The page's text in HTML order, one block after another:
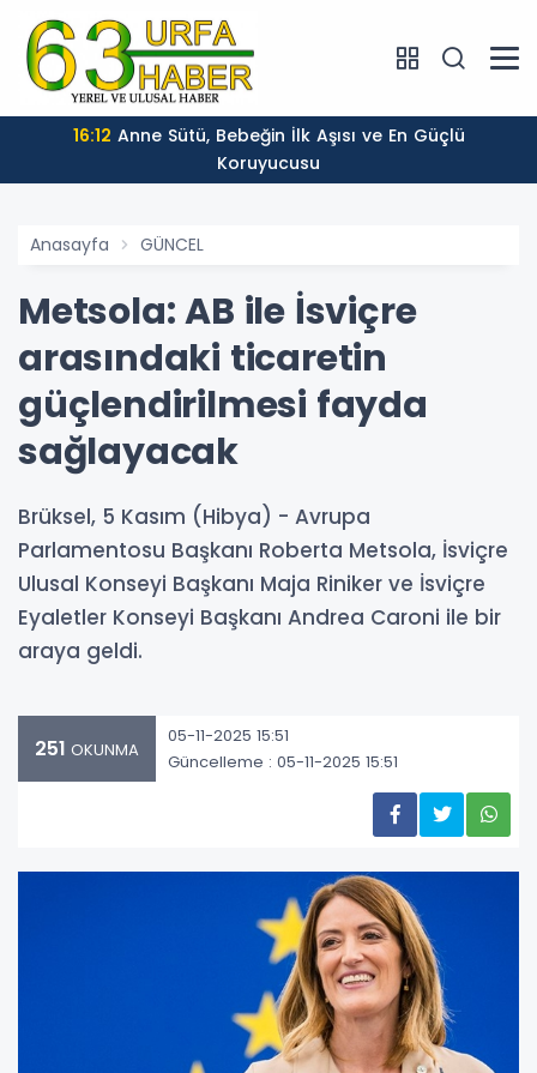
16:12
Koruyucusu
Anasayfa GÜNCEL
Metsola: AB ile İsviçre
arasındaki ticaretin
güçlendirilmesi fayda
sağlayacak
Brüksel, 5 Kasım (Hibya) - Avrupa
Parlamentosu Başkanı Roberta Metsola, İsviçre
Ulusal Konseyi Başkanı Maja Riniker ve İsviçre
Eyaletler Konseyi Başkanı Andrea Caroni ile bir
araya geldi.
251 OKUNMA
05-11-2025 15:51
Güncelleme : 05-11-2025 15:51